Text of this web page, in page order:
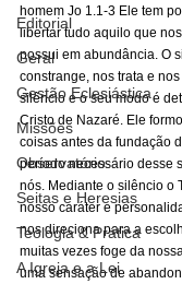
Editorial
Geral
Gestão Eclesiástica
Missões
Observatório
Seitas e Heresias
Teologia & Prática
A Igreja e a Lei
homem Jo 1.1-3 Ele tem
libertar tudo aquilo que
possui em abundância. O
constrange, nos trata e
silêncio e o seu modo é
Cristo de Nazaré. Ele
coisas antes da fundação
período necessário desse
nós. Mediante o silêncio o
nosso caráter e
nos direciona para a
muitas vezes foge da
uma sensação de